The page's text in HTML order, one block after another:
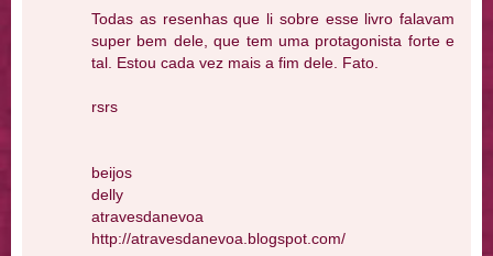
Todas as resenhas que li sobre esse livro falavam
super bem dele, que tem uma protagonista forte e
tal. Estou cada vez mais a fim dele. Fato.
rsrs
beijos
delly
atravesdanevoa
http://atravesdanevoa.blogspot.com/